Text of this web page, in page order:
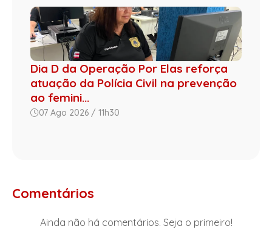
Dia D da Operação Por Elas reforça
atuação da Polícia Civil na prevenção
ao femini...
07 Ago 2026 / 11h30
Comentários
Ainda não há comentários. Seja o primeiro!